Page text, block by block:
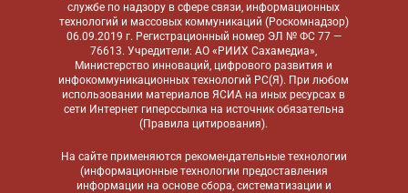
службе по надзору в сфере связи, информационных
технологий и массовых коммуникаций (Роскомнадзор)
06.09.2019 г. Регистрационный номер ЭЛ № ФС 77 —
76613. Учредители: АО «РИИХ Сахамедиа»,
Министерство инноваций, цифрового развития и
инфокоммуникационных технологий РС(Я). При любом
использовании материалов ЯСИА на иных ресурсах в
сети Интернет гиперссылка на источник обязательна
(Правила цитирования).
На сайте применяются рекомендательные технологии
(информационные технологии предоставления
информации на основе сбора, систематизации и